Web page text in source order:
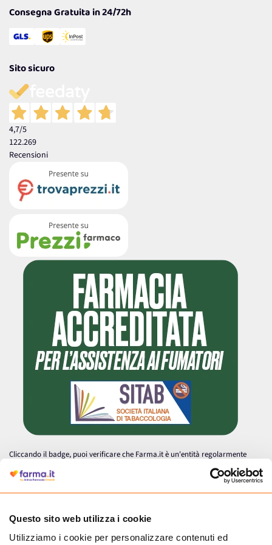
Questo sito web utilizza i cookie
Utilizziamo i cookie per personalizzare contenuti ed
Consegna Gratuita in 24/72h
Sito sicuro
4,7/5
122.269
Recensioni
Cliccando il badge, puoi verificare che Farma.it è un'entità regolarmente
autorizzata dal Ministero della Salute a effettuare la vendita online di
medicinali.